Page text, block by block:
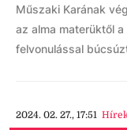
Műszaki Karának
az alma materüktől
felvonulással
2024. 02. 27., 17:51